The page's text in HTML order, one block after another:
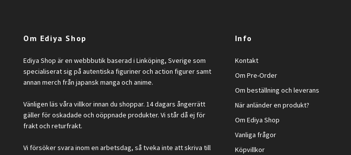
Om Ediya Shop
Ediya Shop är en webbbutik baserad i Linköping, Sverige som
specialiserat sig på autentiska figuriner och action figurer samt
annan merch från japansk manga och anime.
Vänligen läs våra villkor innan du shoppar. 14 dagars ångerrätt
gäller för oskadade och oöppnade produkter. Vi står då ej för
frakt och returfrakt.
Vi försöker svara inom en arbetsdag, så tveka inte att skriva till
Info
Kontakt
Om Pre-Order
Om beställning och leverans
När anländer en produkt?
Om Ediya Shop
Vanliga frågor
Köpvillkor